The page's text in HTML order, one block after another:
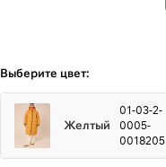
Выберите цвет:
Желтый
01-03-2-
0005-
0018205